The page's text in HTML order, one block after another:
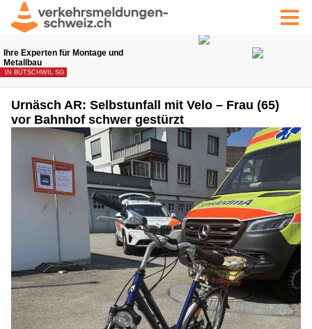
Urnäsch AR: Selbstunfall mit Velo – Frau (65)
vor Bahnhof schwer gestürzt